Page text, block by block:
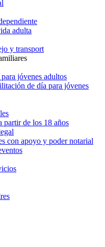
adulta
y transport
jóvenes adultos
de día para jóvenes
partir de los 18 años
con apoyo y poder notarial